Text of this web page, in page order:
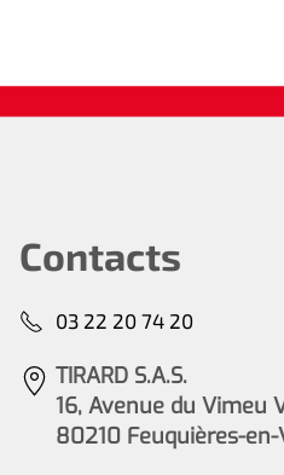
Contacts
03 22 20 74 20
TIRARD S.A.S.
16, Avenue du Vimeu
80210 Feuquières-